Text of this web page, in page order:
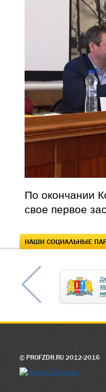
По окончании
свое первое
НАШИ СОЦИАЛЬНЫЕ
© PROFZDR.RU 2012-2016